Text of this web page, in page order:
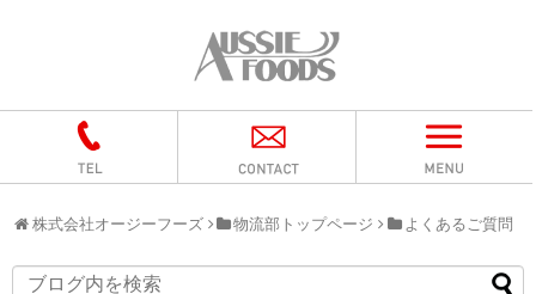
株式会社オージーフーズ 物流部トップページ よくあるご質問